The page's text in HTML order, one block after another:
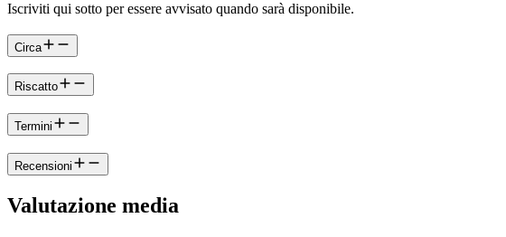
Iscriviti qui sotto per essere avvisato quando sarà disponibile.
Circa
Riscatto
Termini
Recensioni
Valutazione media